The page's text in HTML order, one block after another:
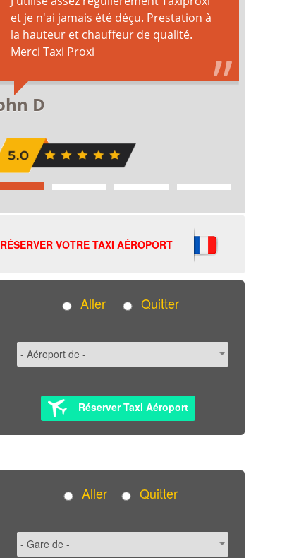
RÉSERVER VOTRE TAXI AÉROPORT
Aller Quitter
Réserver Taxi Aéroport
Aller Quitter